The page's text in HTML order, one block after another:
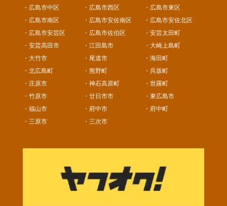
・広島市中区 ・広島市西区
・広島市東区
・広島市南区
・広島市安佐南区
・広島市安佐北区
・広島市安芸区
・広島市佐伯区
・安芸太田町
・安芸高田市
・江田島市
・大崎上島町
・大竹市
・尾道市
・海田町
・北広島町
・熊野町
・呉坂町
・庄原市
・神石高原町
・世羅町
・竹原市
・廿日市市
・東広島市
・福山市
・府中市
・府中町
・三原市
・三次市